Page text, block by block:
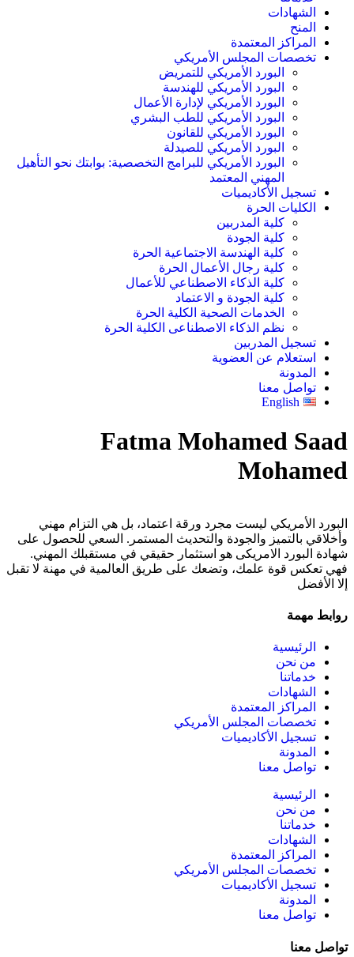
الشهادات
المنح
المراكز المعتمدة
تخصصات المجلس الأمريكي
البورد الأمريكي للتمريض
البورد الأمريكي للهندسة
البورد الأمريكي لإدارة الأعمال
البورد الأمريكي للطب البشري
البورد الأمريكي للقانون
البورد الأمريكي للصيدلة
البورد الأمريكي للبرامج التخصصية: بوابتك نحو التأهيل
المهني المعتمد
تسجيل الأكاديميات
الكليات الحرة
كلية المدربين
كلية الجودة
كلية الهندسة الاجتماعية الحرة
كلية رجال الأعمال الحرة
كلية الذكاء الاصطناعي للأعمال
كلية الجودة و الاعتماد
الخدمات الصحية الكلية الحرة
نظم الذكاء الاصطناعى الكلية الحرة
تسجيل المدربين
استعلام عن العضوية
المدونة
تواصل معنا
English
Fatma Mohamed Saad
Mohamed
البورد الأمريكي ليست مجرد ورقة اعتماد، بل هي التزام مهني
وأخلاقي بالتميز والجودة والتحديث المستمر. السعي للحصول على
شهادة البورد الامريكى هو استثمار حقيقي في مستقبلك المهني.
فهي تعكس قوة علمك، وتضعك على طريق العالمية في مهنة لا تقبل
إلا الأفضل
روابط مهمة
الرئيسية
من نحن
خدماتنا
الشهادات
المراكز المعتمدة
تخصصات المجلس الأمريكي
تسجيل الأكاديميات
المدونة
تواصل معنا
الرئيسية
من نحن
خدماتنا
الشهادات
المراكز المعتمدة
تخصصات المجلس الأمريكي
تسجيل الأكاديميات
المدونة
تواصل معنا
تواصل معنا